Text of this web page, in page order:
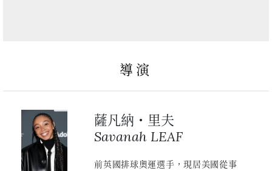
導演
薩凡納・里夫
Savanah LEAF
前英國排球奧運選手，現居美國從事